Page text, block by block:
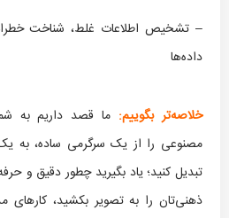
– تشخیص اطلاعات غلط، شناخت
داده‌ها
خلاصه‌تر بگوییم: ما قصد داریم به
مصنوعی را از یک سرگرمی ساده، به
تبدیل کنید؛ یاد بگیرید چطور دقیق و
ذهنی‌تان را به تصویر بکشید، کارهای